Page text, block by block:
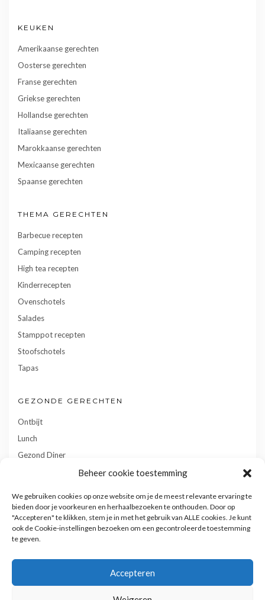
Beheer cookie toestemming
We gebruiken cookies op onze website om je de meest relevante ervaring te
bieden door je voorkeuren en herhaalbezoeken te onthouden. Door op
"Accepteren" te klikken, stem je in met het gebruik van ALLE cookies. Je kunt
ook de Cookie-instellingen bezoeken om een gecontroleerde toestemming
te geven.
Accepteren
KEUKEN
Amerikaanse gerechten
Oosterse gerechten
Franse gerechten
Griekse gerechten
Hollandse gerechten
Italiaanse gerechten
Marokkaanse gerechten
Mexicaanse gerechten
Spaanse gerechten
THEMA GERECHTEN
Barbecue recepten
Camping recepten
High tea recepten
Kinderrecepten
Ovenschotels
Salades
Stamppot recepten
Stoofschotels
Tapas
GEZONDE GERECHTEN
Ontbijt
Lunch
Gezond Diner
Gebak